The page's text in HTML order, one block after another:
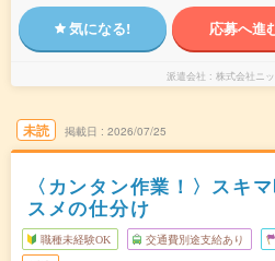
気になる! 応募へ進
派遣会社 株式会社ニ
未読 掲載日 2026/07/25
〈カンタン作業！〉スキ
スメの仕分け
職種未経験OK 交通費別途支給あり